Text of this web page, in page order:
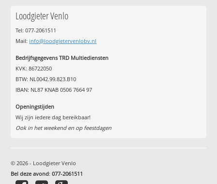
Loodgieter Venlo
Tel: 077-2061511
Mail: info@loodgietervenlobv.nl
Bedrijfsgegevens TRD Multiediensten
KVK: 86722050
BTW: NL0042.99.823.B10
IBAN: NL87 KNAB 0506 7664 97
Openingstijden
Wij zijn iedere dag bereikbaar!
Ook in het weekend en op feestdagen
© 2026 - Loodgieter Venlo
Bel deze avond:077-2061511